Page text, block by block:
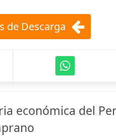
de Descarga
económica del